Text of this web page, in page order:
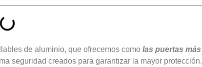
de aluminio, que ofrecemos como las puertas más
seguridad creados para garantizar la mayor protección.